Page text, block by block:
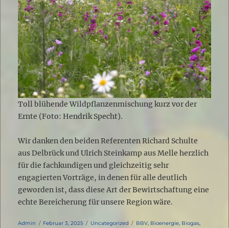
Toll blühende Wildpflanzenmischung kurz vor der
Ernte (Foto: Hendrik Specht).
Wir danken den beiden Referenten Richard Schulte
aus Delbrück und Ulrich Steinkamp aus Melle herzlich
für die fachkundigen und gleichzeitig sehr
engagierten Vorträge, in denen für alle deutlich
geworden ist, dass diese Art der Bewirtschaftung eine
echte Bereicherung für unsere Region wäre.
Autor
Admin
Veröffentlicht
Februar 3, 2025 Kategorien
Uncategorized Schlagwörter
BBV, Bioenergie, Biogas,